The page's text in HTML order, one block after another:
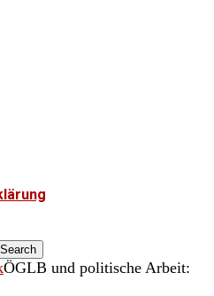
Search
ÖGLB und politische Arbeit: